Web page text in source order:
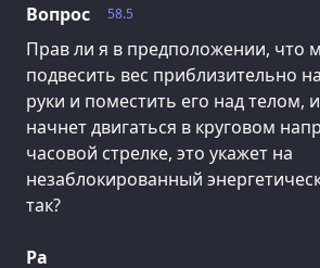
58.5
Вопрос
Прав ли я в предположении, что
подвесить вес приблизительно
руки и поместить его над телом,
начнет двигаться в круговом
часовой стрелке, это укажет на
незаблокированный
так?
Ра